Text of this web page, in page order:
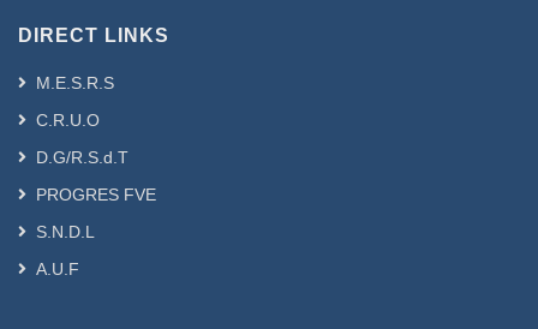
DIRECT LINKS
M.E.S.R.S
C.R.U.O
D.G/R.S.d.T
PROGRES FVE
S.N.D.L
A.U.F